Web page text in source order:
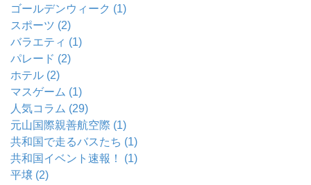
ゴールデンウィーク (1)
スポーツ (2)
バラエティ (1)
パレード (2)
ホテル (2)
マスゲーム (1)
人気コラム (29)
元山国際親善航空際 (1)
共和国で走るバスたち (1)
共和国イベント速報！ (1)
平壌 (2)